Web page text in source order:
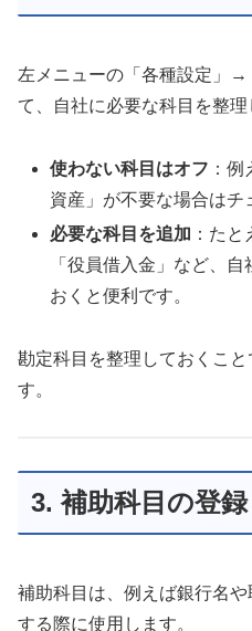
左メニューの「各種設定」→
て、自社に必要な科目を整理
使わない科目はオフ ：
資産」が不要な場合はチ
必要な科目を追加 ：た
「役員借入金」など、
おくと便利です。
勘定科目を整理しておくこ
す。
3. 補助科目の登録
補助科目は、例えば銀行名
する際に使用します。